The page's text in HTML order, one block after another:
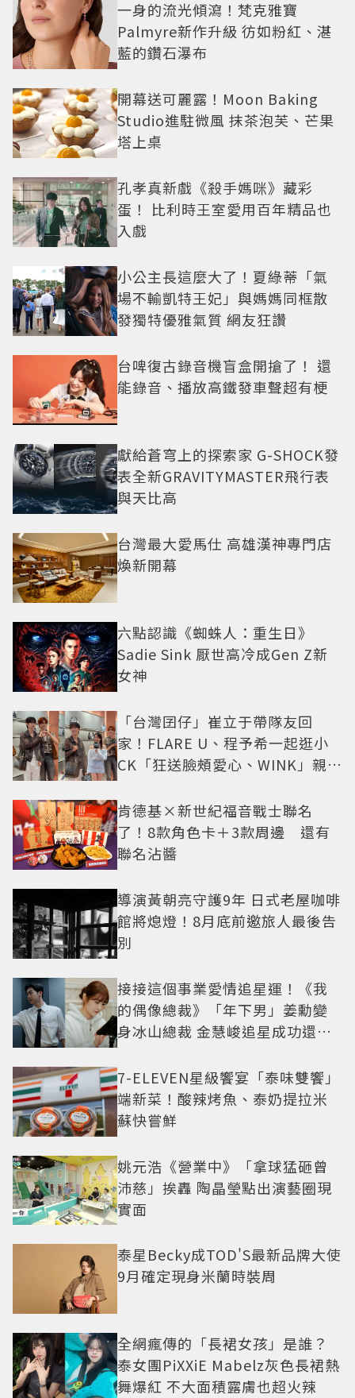
一身的流光傾瀉！梵克雅寶
Palmyre新作升級 彷如粉紅、湛
藍的鑽石瀑布
開幕送可麗露！Moon Baking
Studio進駐微風 抹茶泡芙、芒果
塔上桌
孔孝真新戲《殺手媽咪》藏彩
蛋！ 比利時王室愛用百年精品也
入戲
小公主長這麼大了！夏綠蒂「氣
場不輸凱特王妃」與媽媽同框散
發獨特優雅氣質 網友狂讚
台啤復古錄音機盲盒開搶了！ 還
能錄音、播放高鐵發車聲超有梗
獻給蒼穹上的探索家 G-SHOCK發
表全新GRAVITYMASTER飛行表
與天比高
台灣最大愛馬仕 高雄漢神專門店
煥新開幕
六點認識《蜘蛛人：重生日》
Sadie Sink 厭世高冷成Gen Z新
女神
「台灣囝仔」崔立于帶隊友回
家！FLARE U、程予希一起逛小
CK「狂送臉頰愛心、WINK」親曝
肯德基×新世紀福音戰士聯名
了！8款角色卡＋3款周邊 還有
聯名沾醬
導演黃朝亮守護9年 日式老屋咖啡
館將熄燈！8月底前邀旅人最後告
別
接接這個事業愛情追星運！《我
的偶像總裁》「年下男」姜勳變
身冰山總裁 金慧峻追星成功還偶
7-ELEVEN星級饗宴「泰味雙饗」
端新菜！酸辣烤魚、泰奶提拉米
蘇快嘗鮮
姚元浩《營業中》「拿球猛砸曾
沛慈」挨轟 陶晶瑩點出演藝圈現
實面
泰星Becky成TOD'S最新品牌大使
9月確定現身米蘭時裝周
全網瘋傳的「長裙女孩」是誰？
泰女團PiXXiE Mabelz灰色長裙熱
舞爆紅 不大面積露膚也超火辣